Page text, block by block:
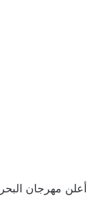
أعلن مهرجان